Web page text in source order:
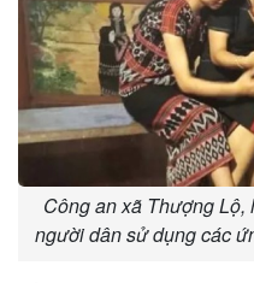
Công an xã Thượng
người dân sử dụng các